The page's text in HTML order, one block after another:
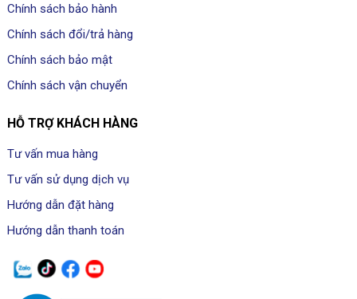
Chính sách bảo hành
Chính sách đổi/trả hàng
Chính sách bảo mật
Chính sách vận chuyển
HỖ TRỢ KHÁCH HÀNG
Tư vấn mua hàng
Tư vấn sử dụng dịch vụ
Hướng dẫn đặt hàng
Hướng dẫn thanh toán